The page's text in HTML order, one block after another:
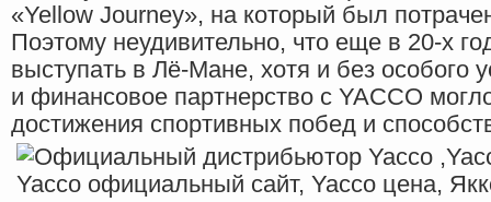
«Yellow Journey», на который был
Поэтому неудивительно, что еще в 20-х
выступать в Лё-Мане, хотя и без особого
и финансовое партнерство с YACCO
достижения спортивных побед и